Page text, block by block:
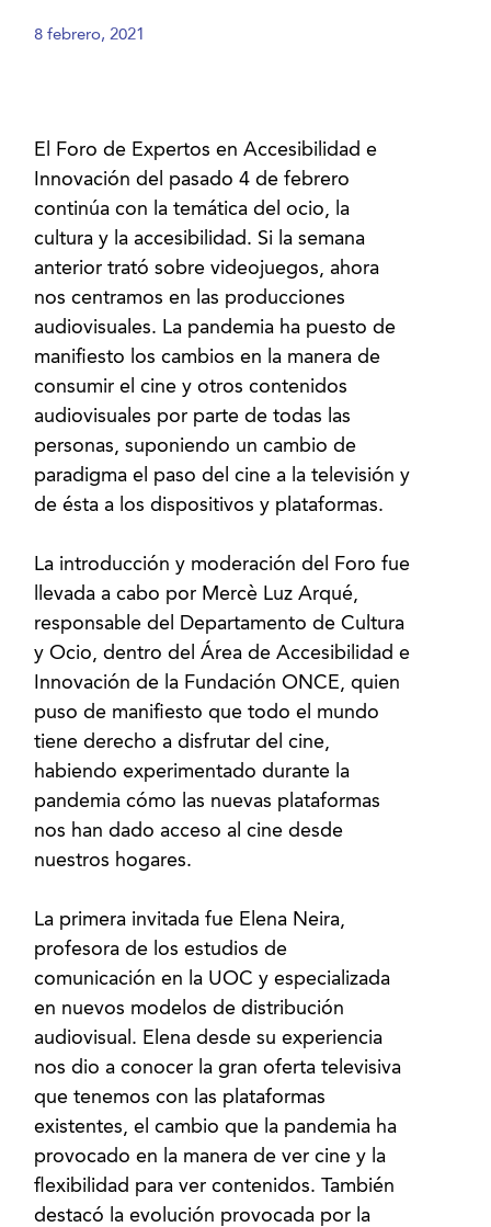
8 febrero, 2021
El Foro de Expertos en Accesibilidad e
Innovación del pasado 4 de febrero
continúa con la temática del ocio, la
cultura y la accesibilidad. Si la semana
anterior trató sobre videojuegos, ahora
nos centramos en las producciones
audiovisuales. La pandemia ha puesto de
manifiesto los cambios en la manera de
consumir el cine y otros contenidos
audiovisuales por parte de todas las
personas, suponiendo un cambio de
paradigma el paso del cine a la televisión y
de ésta a los dispositivos y plataformas.
La introducción y moderación del Foro fue
llevada a cabo por Mercè Luz Arqué,
responsable del Departamento de Cultura
y Ocio, dentro del Área de Accesibilidad e
Innovación de la Fundación ONCE, quien
puso de manifiesto que todo el mundo
tiene derecho a disfrutar del cine,
habiendo experimentado durante la
pandemia cómo las nuevas plataformas
nos han dado acceso al cine desde
nuestros hogares.
La primera invitada fue Elena Neira,
profesora de los estudios de
comunicación en la UOC y especializada
en nuevos modelos de distribución
audiovisual. Elena desde su experiencia
nos dio a conocer la gran oferta televisiva
que tenemos con las plataformas
existentes, el cambio que la pandemia ha
provocado en la manera de ver cine y la
flexibilidad para ver contenidos. También
destacó la evolución provocada por la